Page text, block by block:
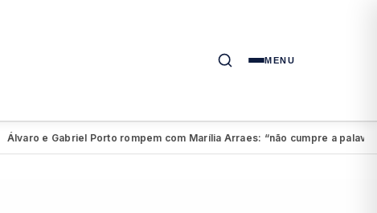
MENU
e Gabriel Porto rompem com Marília Arraes: “não cumpre a palavra”●